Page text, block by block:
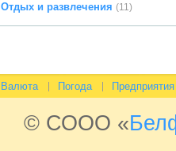
Отдых и развлечения (11)
Валюта Погода Предприятия
© СООО «